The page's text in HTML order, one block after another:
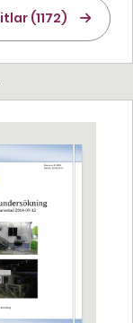
(1172)